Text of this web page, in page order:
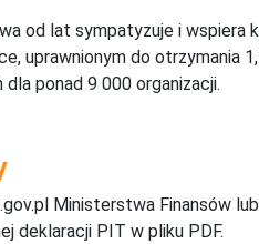
od lat sympatyzuje i wspiera
uprawnionym do otrzymania
ponad 9 000 organizacji.
Ministerstwa Finansów
deklaracji PIT w pliku PDF.